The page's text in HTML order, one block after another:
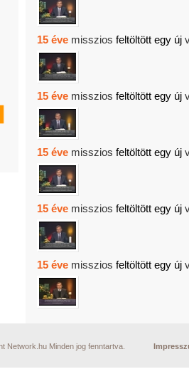
15 éve misszios feltöltött egy új
15 éve misszios feltöltött egy új
15 éve misszios feltöltött egy új
15 éve misszios feltöltött egy új
15 éve misszios feltöltött egy új
Network.hu Minden jog fenntartva.